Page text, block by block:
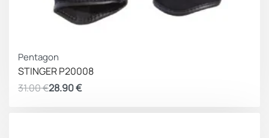
μανσέτα τους διαθέτει δέσιμο με ποιοτικό Velcro για
άριστη εφαρμογή.
είναι κατασκευασμένα από υλικά τα οποία είναι φιλικά
προς το δέρμα και πλένονται στο χέρι.
Pentagon
STINGER P20008
31.00€28.90€